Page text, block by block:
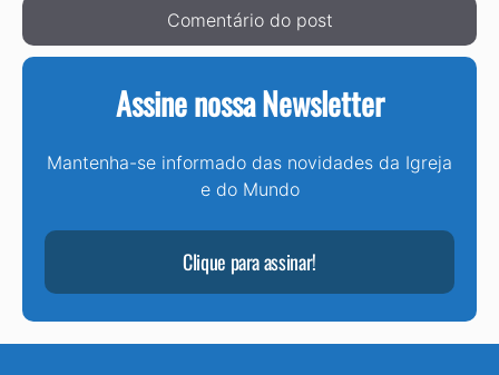
Assine nossa Newsletter
Mantenha-se informado das novidades da Igreja
e do Mundo
Clique para assinar!